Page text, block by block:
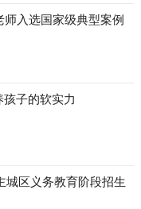
师入选国家级典型案例
子的软实力
城区义务教育阶段招生